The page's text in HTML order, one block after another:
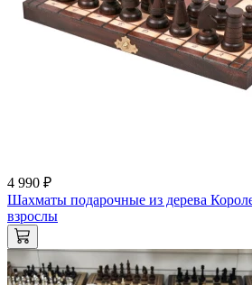
4 990 ₽
Шахматы подарочные из дерева
взрослы